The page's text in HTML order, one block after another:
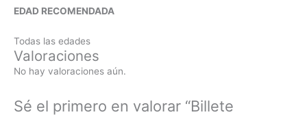
EDAD RECOMENDADA
Todas las edades
Valoraciones
No hay valoraciones aún.
Sé el primero en valorar “Billete